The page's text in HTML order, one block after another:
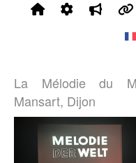
La Mélodie du
Mansart, Dijon